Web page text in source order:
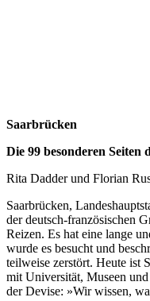
Saarbrücken
Die 99 besonderen Seiten
Rita Dadder und Florian
Saarbrücken,
der deutsch-französischen
Reizen. Es hat eine lange
wurde es besucht und
teilweise zerstört. Heute ist
mit Universität, Museen
der Devise: »Wir wissen,